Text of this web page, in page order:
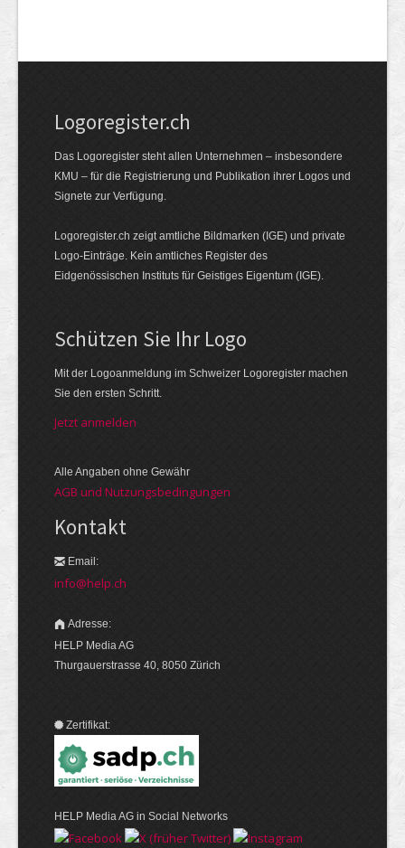
Logoregister.ch
Das Logoregister steht allen Unternehmen – insbesondere
KMU – für die Registrierung und Publikation ihrer Logos und
Signete zur Verfügung.
Logoregister.ch zeigt amtliche Bildmarken (IGE) und private
Logo-Einträge. Kein amtliches Register des
Eidgenössischen Instituts für Geistiges Eigentum (IGE).
Schützen Sie Ihr Logo
Mit der Logo­an­meldung im Schweizer Logo­register machen
Sie den ersten Schritt.
Jetzt anmelden
Alle Angaben ohne Gewähr
AGB und Nutzungsbedingungen
Kontakt
Email:
info@help.ch
Adresse:
HELP Media AG
Thurgauerstrasse 40, 8050 Zürich
Zertifikat:
HELP Media AG in Social Networks